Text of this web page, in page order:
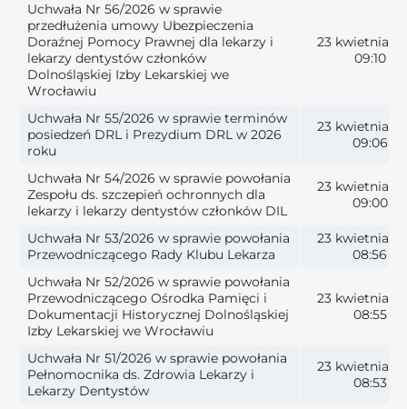
Uchwała Nr 56/2026 w sprawie
przedłużenia umowy Ubezpieczenia
Doraźnej Pomocy Prawnej dla lekarzy i
lekarzy dentystów członków
Dolnośląskiej Izby Lekarskiej we
Wrocławiu
23 kwietnia
09:10
Uchwała Nr 55/2026 w sprawie terminów
posiedzeń DRL i Prezydium DRL w 2026
roku
23 kwietnia
09:06
Uchwała Nr 54/2026 w sprawie powołania
Zespołu ds. szczepień ochronnych dla
lekarzy i lekarzy dentystów członków DIL
23 kwietnia
09:00
Uchwała Nr 53/2026 w sprawie powołania
Przewodniczącego Rady Klubu Lekarza
23 kwietnia
08:56
Uchwała Nr 52/2026 w sprawie powołania
Przewodniczącego Ośrodka Pamięci i
Dokumentacji Historycznej Dolnośląskiej
Izby Lekarskiej we Wrocławiu
23 kwietnia
08:55
Uchwała Nr 51/2026 w sprawie powołania
Pełnomocnika ds. Zdrowia Lekarzy i
Lekarzy Dentystów
23 kwietnia
08:53